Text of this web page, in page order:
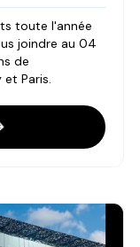
toute l'année
joindre au 04
de
Paris.